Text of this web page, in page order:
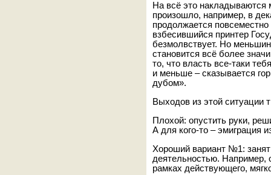
На всё это накладываются
произошло, например, в
продолжается
взбесившийся принтер
безмолвствует. Но
становится всё более
то, что власть все-таки
и меньше – сказывается
дубом».
Выходов из этой ситуации
Плохой: опустить руки,
А для кого-то – эмиграция
Хороший вариант №1:
деятельностью. Например,
рамках действующего,